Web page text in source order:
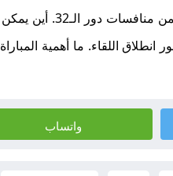
تنطلق المباراة اليوم
واتساب